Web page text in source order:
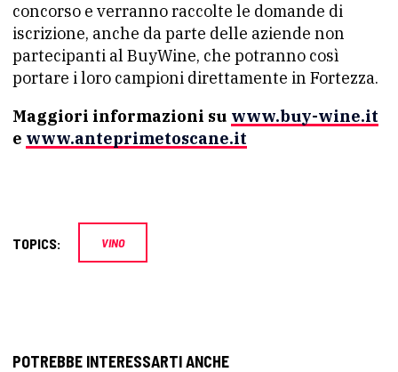
concorso e verranno raccolte le domande di
iscrizione, anche da parte delle aziende non
partecipanti al BuyWine, che potranno così
portare i loro campioni direttamente in Fortezza.
Maggiori informazioni su www.buy-wine.it
e www.anteprimetoscane.it
TOPICS: VINO
POTREBBE INTERESSARTI ANCHE